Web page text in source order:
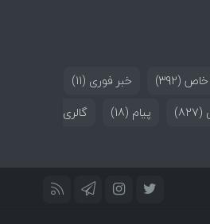
خاص (392) خبر فوری (11)
(827) پیام (18)
گالری